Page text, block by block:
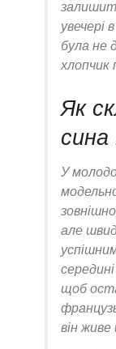
увечері
була не
хлопчик
Як
У
але
щоб
він живе